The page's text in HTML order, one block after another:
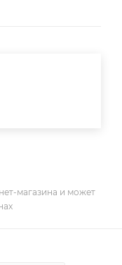
магазина и может